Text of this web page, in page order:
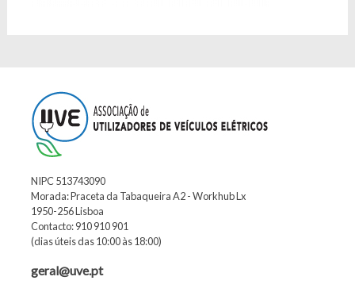
NIPC 513743090
Morada: Praceta da Tabaqueira A2 - Workhub Lx
1950-256 Lisboa
Contacto: 910 910 901
(dias úteis das 10:00 às 18:00)
geral@uve.pt